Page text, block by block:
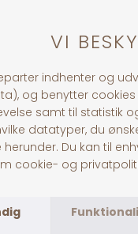
30 dages
Fragt fra 39,-
1-3 dages